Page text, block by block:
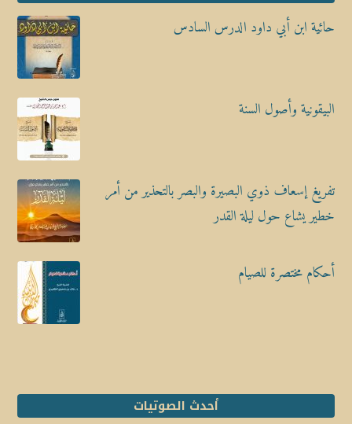
حائية ابن أبي داود الدرس السادس
البيقونية وأصول السنة
تفريغ إسعاف ذوي البصيرة والبصر بالتحذير من أمر
خطير يشاع حول ليلة القدر
أحكام مختصرة للصيام
أحدث الصوتيات